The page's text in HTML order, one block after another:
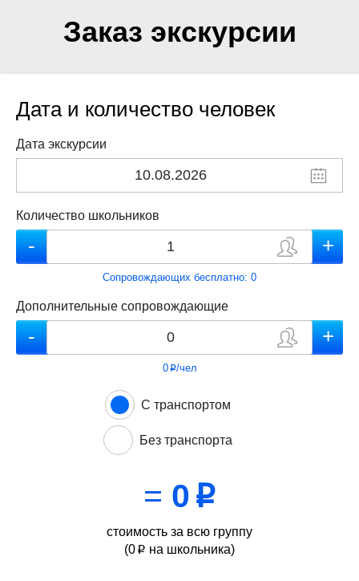
Заказ экскурсии
Дата и количество человек
Дата экскурсии
Количество школьников
Сопровождающих бесплатно: 0
Дополнительные сопровождающие
0p/чел
С транспортом
Без транспорта
= 0 p
стоимость за всю группу
(0 p на школьника)